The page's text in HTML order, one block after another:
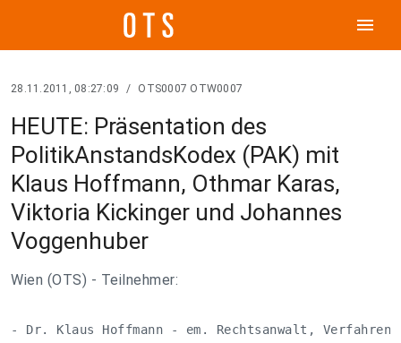
menu
28.11.2011, 08:27:09 / OTS0007 OTW0007
HEUTE: Präsentation des
PolitikAnstandsKodex (PAK) mit
Klaus Hoffmann, Othmar Karas,
Viktoria Kickinger und Johannes
Voggenhuber
Wien (OTS) - Teilnehmer:
- Dr. Klaus Hoffmann - em. Rechtsanwalt,